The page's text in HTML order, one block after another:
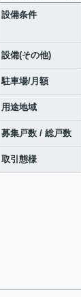
設備条件
設備(その他)
駐車場/月額
用途地域
募集戸数 / 総戸数
取引態様